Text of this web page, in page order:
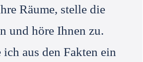
Räume, stelle die
und höre Ihnen zu.
aus den Fakten ein